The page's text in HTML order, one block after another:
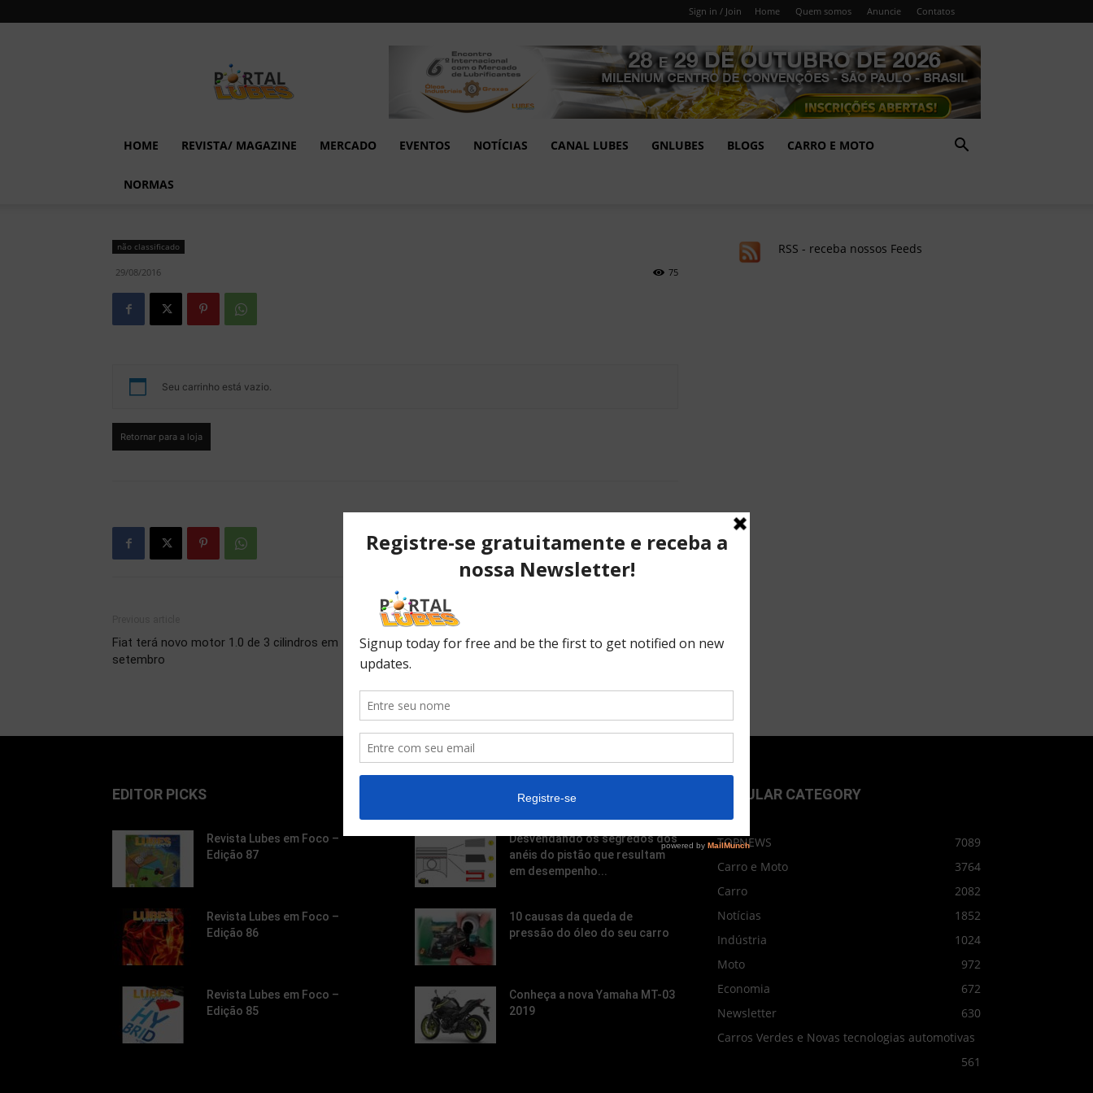
Sign in / Join Home Quem somos Anuncie Contatos
em
Foco
HOME REVISTA/ MAGAZINE MERCADO EVENTOS NOTÍCIAS CANAL LUBES GNLUBES BLOGS CARRO E MOTO
NORMAS
não classificado
29/08/2016 75
Seu carrinho está vazio.
Retornar para a loja
Fiat terá novo motor 1.0 de 3 cilindros em
setembro
Revista traz vantagens para assinantes
RSS - receba nossos Feeds
EDITOR PICKS
Revista Lubes em Foco –
Edição 87
Revista Lubes em Foco –
Edição 86
Revista Lubes em Foco –
Edição 85
POPULAR POSTS
Desvendando os segredos dos
anéis do pistão que resultam
em desempenho...
10 causas da queda de
pressão do óleo do seu carro
Conheça a nova Yamaha MT-03
2019
POPULAR CATEGORY
TOPNEWS
7089
Carro e Moto
3764
Carro
2082
Notícias
1852
Indústria
1024
Moto
972
Economia
672
Newsletter
630
Carros Verdes e Novas tecnologias automotivas
561